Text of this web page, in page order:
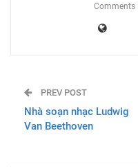
Comments
PREV POST
Nhà soạn nhạc Ludwig
Van Beethoven